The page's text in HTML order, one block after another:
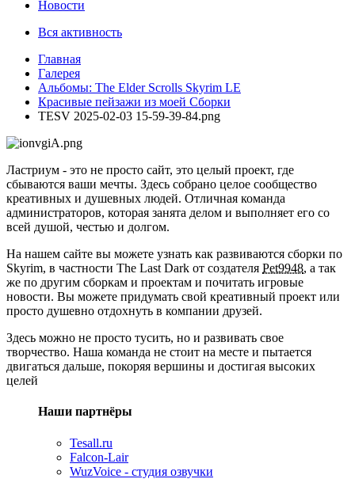
Новости
Вся активность
Главная
Галерея
Альбомы: The Elder Scrolls Skyrim LE
Красивые пейзажи из моей Сборки
TESV 2025-02-03 15-59-39-84.png
Ластриум - это не просто сайт, это целый проект, где
сбываются ваши мечты. Здесь собрано целое сообщество
креативных и душевных людей. Отличная команда
администраторов, которая занята делом и выполняет его со
всей душой, честью и долгом.
На нашем сайте вы можете узнать как развиваются сборки по
Skyrim, в частности The Last Dark от создателя Pet9948, а так
же по другим сборкам и проектам и почитать игровые
новости. Вы можете придумать свой креативный проект или
просто душевно отдохнуть в компании друзей.
Здесь можно не просто тусить, но и развивать свое
творчество. Наша команда не стоит на месте и пытается
двигаться дальше, покоряя вершины и достигая высоких
целей
Наши партнёры
Tesall.ru
Falcon-Lair
WuzVoice - студия озвучки